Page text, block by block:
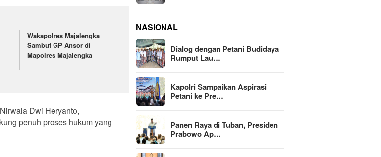
Wakapolres Majalengka
Sambut GP Ansor di
Mapolres Majalengka
Dwi Heryanto,
penuh proses hukum yang
NASIONAL
Dialog dengan Petani Budidaya
Rumput Lau…
Kapolri Sampaikan Aspirasi
Petani ke Pre…
Panen Raya di Tuban, Presiden
Prabowo Ap…